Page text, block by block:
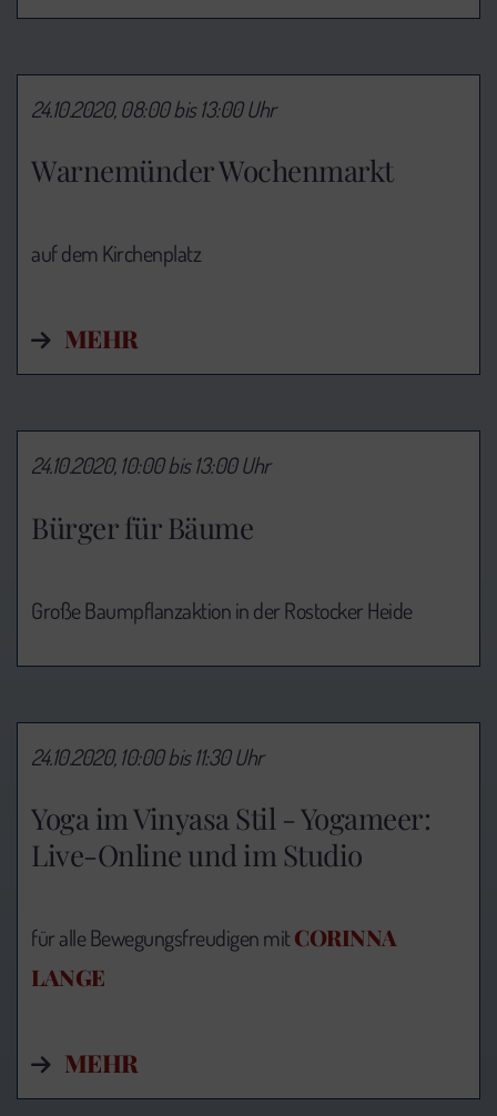
Warnemünder Wochenmarkt
24.10.2020, 08:00 bis 13:00 Uhr
auf dem Kirchenplatz
MEHR
Bürger für Bäume
24.10.2020, 10:00 bis 13:00 Uhr
Große Baumpflanzaktion in der Rostocker Heide
Yoga im Vinyasa Stil - Yogameer:
Live-Online und im Studio
24.10.2020, 10:00 bis 11:30 Uhr
für alle Bewegungsfreudigen mitCORINNA
LANGE
MEHR